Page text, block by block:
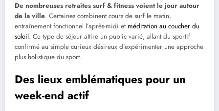
De nombreuses retraites surf & fitness voient le jour autour
de la ville. Certaines combinent cours de surf le matin,
entraînement fonctionnel l’après-midi et méditation au coucher du
soleil. Ce type de séjour attire un public varié, allant du sportif
confirmé au simple curieux désireux d’expérimenter une approche
plus holistique du sport.
Des lieux emblématiques pour un
week-end actif